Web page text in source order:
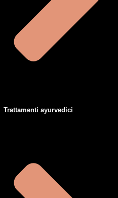
Trattamenti ayurvedici